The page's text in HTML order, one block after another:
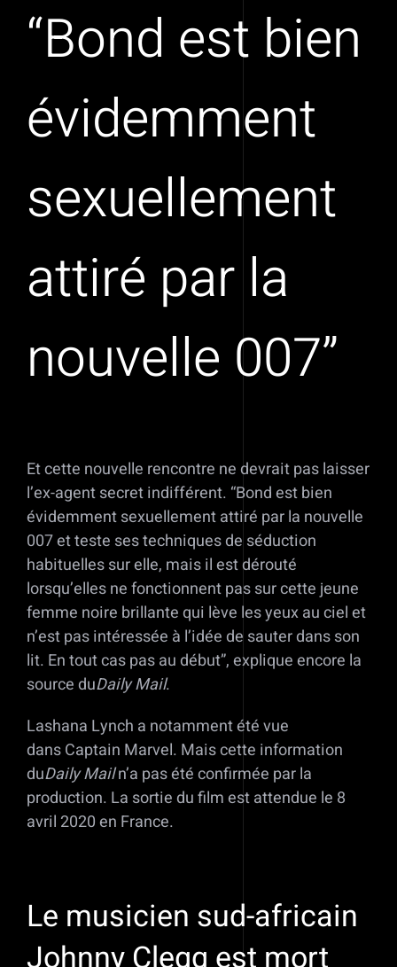
“Bond est bien
évidemment
sexuellement
attiré par la
nouvelle 007”
Et cette nouvelle rencontre ne devrait pas laisser
l’ex-agent secret indifférent. “Bond est bien
évidemment sexuellement attiré par la nouvelle
007 et teste ses techniques de séduction
habituelles sur elle, mais il est dérouté
lorsqu’elles ne fonctionnent pas sur cette jeune
femme noire brillante qui lève les yeux au ciel et
n’est pas intéressée à l’idée de sauter dans son
lit. En tout cas pas au début”, explique encore la
source duDaily Mail.
Lashana Lynch a notamment été vue
dans Captain Marvel. Mais cette information
duDaily Mailn’a pas été confirmée par la
production. La sortie du film est attendue le 8
avril 2020 en France.
Le musicien sud-africain
Johnny Clegg est mort